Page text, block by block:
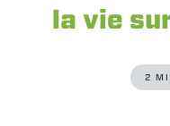
la vie
2